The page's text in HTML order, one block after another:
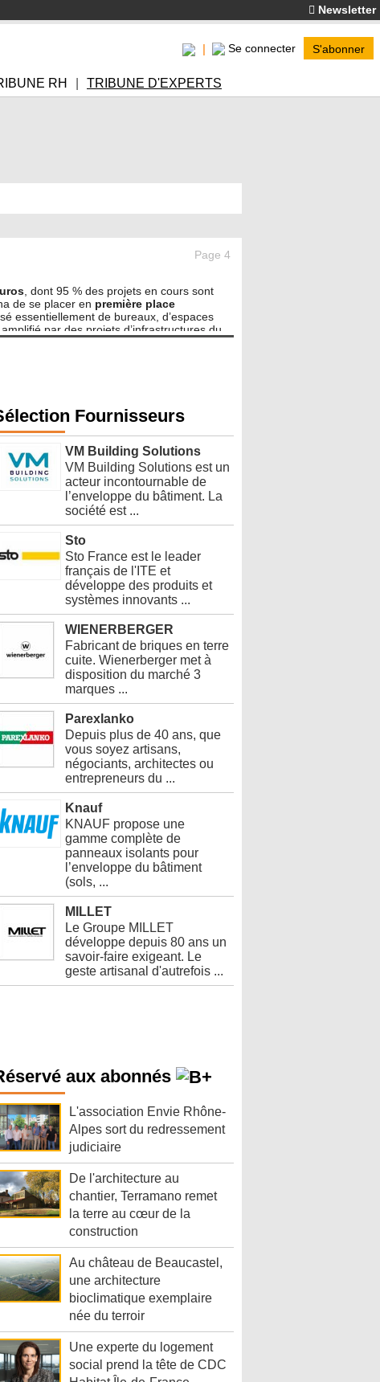
Newsletter
Se connecter S'abonner
RH TRIBUNE D'EXPERTS
Page 4
, dont 95 % des projets en cours sont
de se placer en première place
essentiellement de bureaux, d’espaces
par des projets d’infrastructures du
relationnelle “
elle fournit des espaces équipés pour
Fournisseurs
VM Building Solutions
VM Building Solutions est un
acteur incontournable de
l’enveloppe du bâtiment. La
société est ...
Sto
Sto France est le leader
français de l'ITE et
développe des produits et
systèmes innovants ...
WIENERBERGER
Fabricant de briques en terre
cuite. Wienerberger met à
disposition du marché 3
marques ...
Parexlanko
Depuis plus de 40 ans, que
vous soyez artisans,
négociants, architectes ou
entrepreneurs du ...
Knauf
KNAUF propose une
gamme complète de
panneaux isolants pour
l’enveloppe du bâtiment
(sols, ...
MILLET
Le Groupe MILLET
développe depuis 80 ans un
savoir-faire exigeant. Le
geste artisanal d'autrefois ...
aux abonnés
L'association Envie Rhône-
Alpes sort du redressement
judiciaire
De l'architecture au
chantier, Terramano remet
la terre au cœur de la
construction
Au château de Beaucastel,
une architecture
bioclimatique exemplaire
née du terroir
Une experte du logement
social prend la tête de CDC